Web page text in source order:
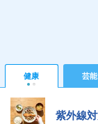
健康 芸能
紫外線